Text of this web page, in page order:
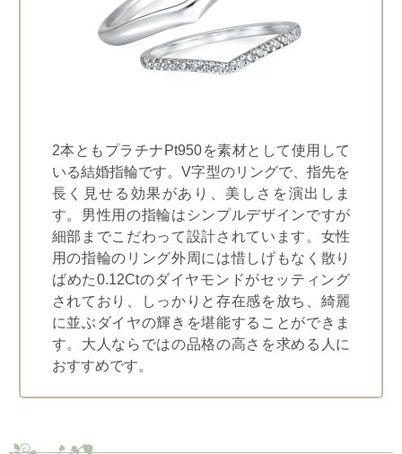
2本ともプラチナPt950を素材として使用して
いる結婚指輪です。V字型のリングで、指先を
長く見せる効果があり、美しさを演出しま
す。男性用の指輪はシンプルデザインですが
細部までこだわって設計されています。女性
用の指輪のリング外周には惜しげもなく散り
ばめた0.12Ctのダイヤモンドがセッティング
されており、しっかりと存在感を放ち、綺麗
に並ぶダイヤの輝きを堪能することができま
す。大人ならではの品格の高さを求める人に
おすすめです。